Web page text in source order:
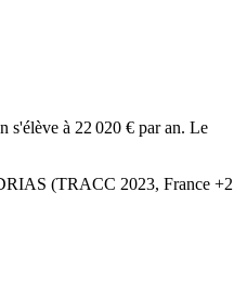
s'élève à 22 020 € par an. Le
(TRACC 2023, France +2